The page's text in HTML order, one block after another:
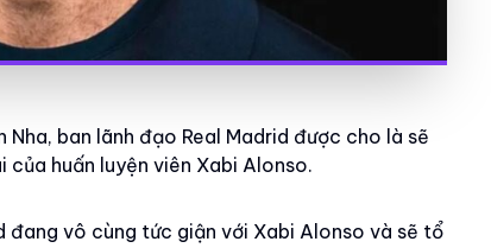
ban lãnh đạo Real Madrid được cho là sẽ
huấn luyện viên Xabi Alonso.
đang vô cùng tức giận với Xabi Alonso và sẽ tổ